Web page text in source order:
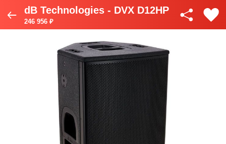
dB Technologies - DVX D12HP
246 956 ₽